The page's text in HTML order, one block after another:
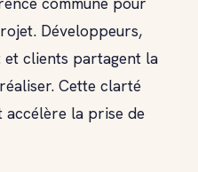
Développeurs,
clients partagent la
Cette clarté
la prise de